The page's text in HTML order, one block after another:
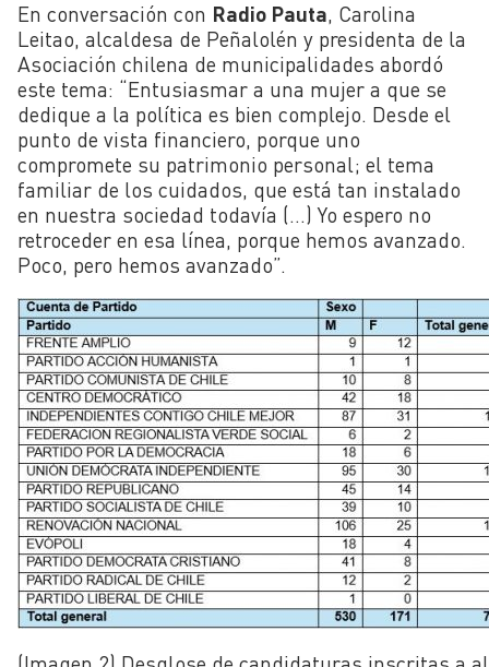
En conversación con Radio Pauta, Carolina
Leitao, alcaldesa de Peñalolén y presidenta de la
Asociación chilena de municipalidades abordó
este tema: “Entusiasmar a una mujer a que se
dedique a la política es bien complejo. Desde el
punto de vista financiero, porque uno
compromete su patrimonio personal; el tema
familiar de los cuidados, que está tan instalado
en nuestra sociedad todavía (…) Yo espero no
retroceder en esa línea, porque hemos avanzado.
Poco, pero hemos avanzado”.